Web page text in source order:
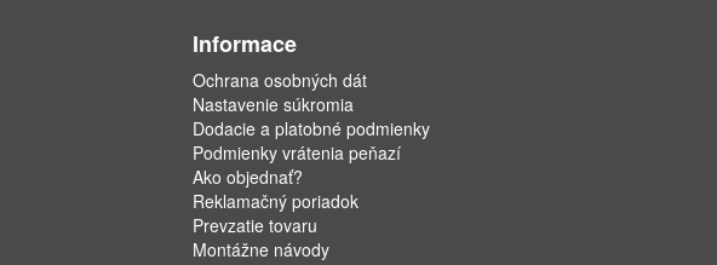
Informace
Ochrana osobných dát
Nastavenie súkromia
Dodacie a platobné podmienky
Podmienky vrátenia peňazí
Ako objednať?
Reklamačný poriadok
Prevzatie tovaru
Montážne návody